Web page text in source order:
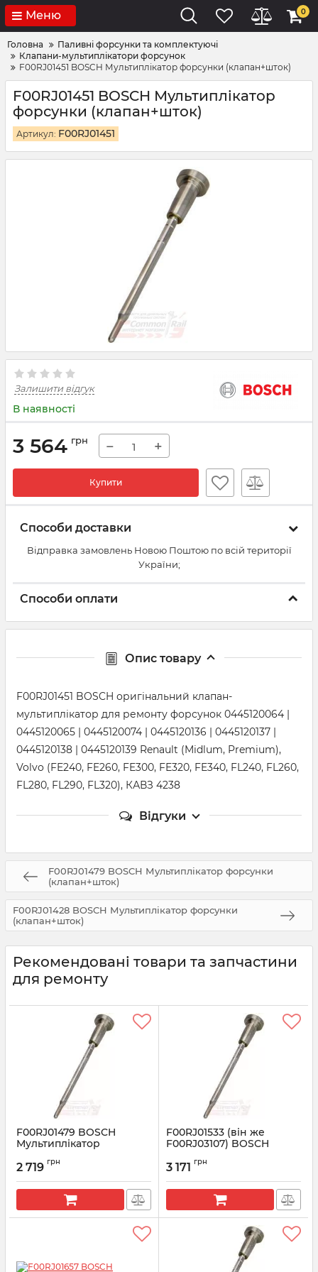
Меню 0
Головна
Паливні форсунки та комплектуючі
Клапани-мультиплікатори форсунок
F00RJ01451 BOSCH Мультиплікатор форсунки (клапан+шток)
F00RJ01451 BOSCH Мультиплікатор
форсунки (клапан+шток)
Артикул: F00RJ01451
Залишити відгук
В наявності
3 564 грн − +
Купити
Способи доставки
Відправка замовлень Новою Поштою по всій території
України;
Способи оплати
Опис товару
F00RJ01451 BOSCH оригінальний клапан-
мультиплікатор для ремонту форсунок 0445120064 |
0445120065 | 0445120074 | 0445120136 | 0445120137 |
0445120138 | 0445120139 Renault (Midlum, Premium),
Volvo (FE240, FE260, FE300, FE320, FE340, FL240, FL260,
FL280, FL290, FL320), КАВЗ 4238
Відгуки
F00RJ01479 BOSCH Мультиплікатор форсунки
(клапан+шток)
F00RJ01428 BOSCH Мультиплікатор форсунки
(клапан+шток)
Рекомендовані товари та запчастини
для ремонту
F00RJ01479 BOSCH
Мультиплікатор
Артикул:
2 719 грн
F00RJ01533 (він же
F00RJ03107) BOSCH
форсунки (клапан+шток)
Артикул: F00RJ01533
3 171 грн